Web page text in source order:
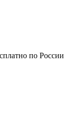
по России